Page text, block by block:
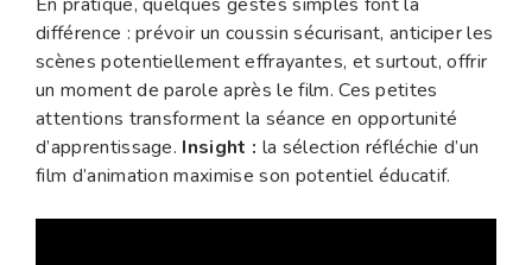
différence : prévoir un coussin sécurisant, anticiper les
scènes potentiellement effrayantes, et surtout, offrir
un moment de parole après le film. Ces petites
attentions transforment la séance en opportunité
d’apprentissage. Insight : la sélection réfléchie d’un
film d’animation maximise son potentiel éducatif.